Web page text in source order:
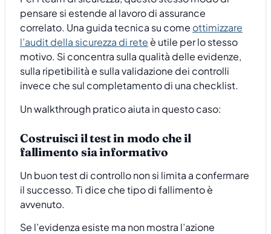
pensare si estende al lavoro di assurance
correlato. Una guida tecnica su come ottimizzare
l’audit della sicurezza di rete è utile per lo stesso
motivo. Si concentra sulla qualità delle evidenze,
sulla ripetibilità e sulla validazione dei controlli
invece che sul completamento di una checklist.
Un walkthrough pratico aiuta in questo caso:
Costruisci il test in modo che il
fallimento sia informativo
Un buon test di controllo non si limita a confermare
il successo. Ti dice che tipo di fallimento è
avvenuto.
Se l’evidenza esiste ma non mostra l’azione